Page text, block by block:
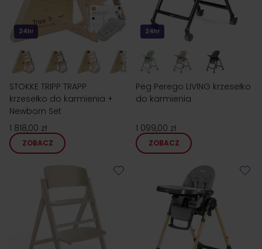
24h!
STOKKE TRIPP TRAPP
krzesełko do karmienia +
Newborn Set
1 818,00 zł
ZOBACZ
24h!
Peg Perego LIVING krzesełko
do karmienia
1 099,00 zł
ZOBACZ